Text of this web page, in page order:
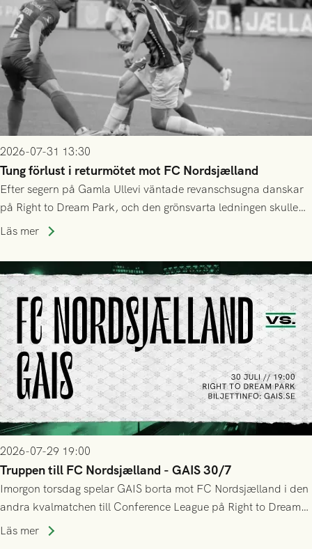
2026-07-31 13:30
Tung förlust i returmötet mot FC Nordsjælland
Efter segern på Gamla Ullevi väntade revanschsugna danskar
på Right to Dream Park, och den grönsvarta ledningen skulle
upphöra efter mindre än kvarten spelad. På lika mark visade
tennissiffror och det grönsvarta europaäventyret tog slut.
Läs mer
2026-07-29 19:00
Truppen till FC Nordsjælland - GAIS 30/7
Imorgon torsdag spelar GAIS borta mot FC Nordsjælland i den
andra kvalmatchen till Conference League på Right to Dream
Park! Fredrik Holmberg och ledarstaben har tagit ut följande
Läs mer